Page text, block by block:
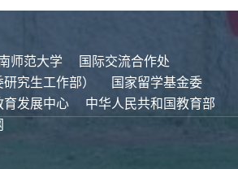
师范大学
国际交流合作处
究生工作部）
国家留学基金委
育发展中心
中华人民共和国教育部